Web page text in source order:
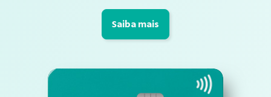
Saiba mais